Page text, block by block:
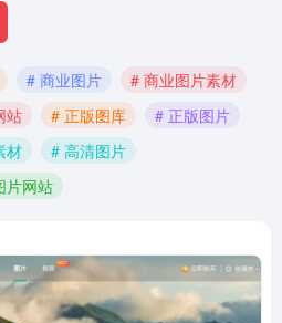
# 商业图片
# 商业图片素材
站 # 正版图库
# 正版图片
材
# 高清图片
片网站